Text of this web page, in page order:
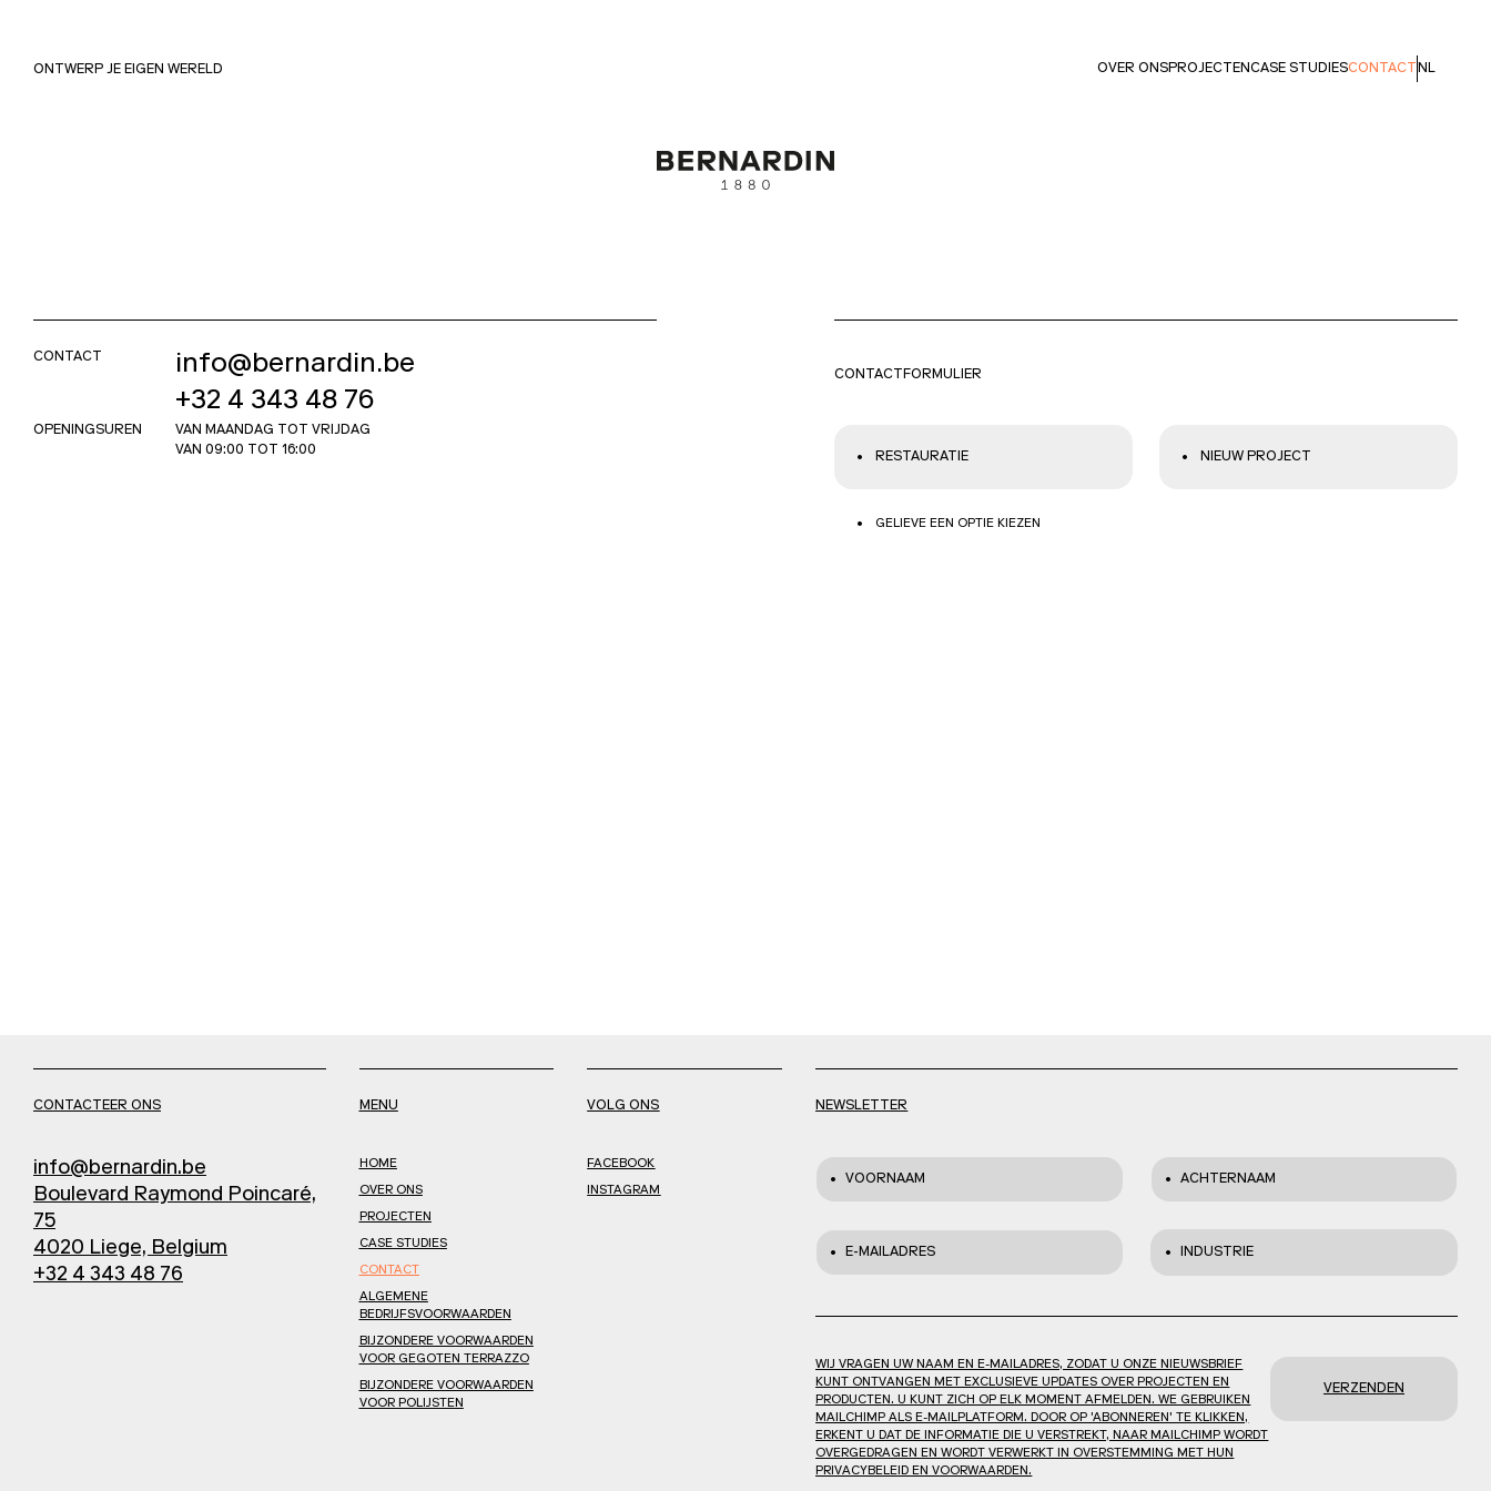
ONTWERP JE EIGEN WERELD OVER ONSPROJECTENCASE STUDIESCONTACT NL
CONTACT
info@bernardin.be
+32 4 343 48 76
OPENINGSUREN
VAN MAANDAG TOT VRIJDAG
VAN 09:00 TOT 16:00
CONTACTFORMULIER
RESTAURATIE NIEUW PROJECT
GELIEVE EEN OPTIE KIEZEN
CONTACTEER ONS
info@bernardin.be
Boulevard Raymond Poincaré,
75
4020 Liege, Belgium
+32 4 343 48 76
MENU
HOME
OVER ONS
PROJECTEN
CASE STUDIES
CONTACT
ALGEMENE
BEDRIJFSVOORWAARDEN
BIJZONDERE VOORWAARDEN
VOOR GEGOTEN TERRAZZO
BIJZONDERE VOORWAARDEN
VOOR POLIJSTEN
VOLG ONS
FACEBOOK
INSTAGRAM
NEWSLETTER
VOORNAAM ACHTERNAAM
E-MAILADRES INDUSTRIE
WIJ VRAGEN UW NAAM EN E-MAILADRES, ZODAT U ONZE NIEUWSBRIEF
KUNT ONTVANGEN MET EXCLUSIEVE UPDATES OVER PROJECTEN EN
PRODUCTEN. U KUNT ZICH OP ELK MOMENT AFMELDEN. WE GEBRUIKEN
MAILCHIMP ALS E-MAILPLATFORM. DOOR OP 'ABONNEREN' TE KLIKKEN,
ERKENT U DAT DE INFORMATIE DIE U VERSTREKT, NAAR MAILCHIMP WORDT
OVERGEDRAGEN EN WORDT VERWERKT IN OVERSTEMMING MET HUN
PRIVACYBELEID EN VOORWAARDEN.
VERZENDEN